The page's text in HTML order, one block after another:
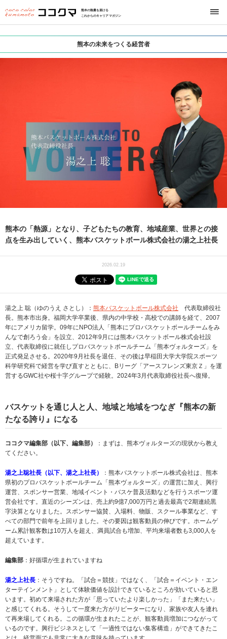
熊本の熱量を届ける
これからのキャリアマガジン
熊本の未来をつくる経営者
熊本の「熱源」となり、子どもたちの教育、地域産業、世界との接
点を生み出していく、熊本バスケットボール株式会社の湯之上社長
2026.02.19
湯之上 聡（ゆのうえ さとし）： 熊本バスケットボール株式会社 代表取締役社
長。熊本市出身。福岡大学卒業後、県内の中学校・高校での講師を経て、2007
年にアメリカ留学。09年にNPO法人「熊本にプロバスケットボールチームをみ
んなで創ろう会」を設立、2012年9月には熊本バスケットボール株式会社設
立、代表取締役に就任しプロバスケットボールチーム「熊本ヴォルターズ」を
正式発足させる。2020年9月社長を退任、その後は早稲田大学大学院スポーツ
科学研究科で経営を学び直すとともに、Bリーグ「アースフレンズ東京Ｚ」を運
営するGWC社や桜十字グループで経験。2024年3月代表取締役社長へ復帰。
バスケットを通じ人と人、地域と地域をつなぎ『熊本の新
たなる誇り』になる
ココクマ編集部（以下、編集部）
：まずは、熊本ヴォルターズの現状から教え
てください。
湯之上聡社長（以下、湯之上社長）
：熊本バスケットボール株式会社は、熊本
県初のプロバスケットボールチーム「熊本ヴォルターズ」の運営に加え、興行
運営、スポンサー営業、地域イベント・バスケ普及活動などを行うスポーツ運
営会社です。直近のシーズンは、売上約9億7,000万円と過去最高で2期連続黒
字決算となりました。スポンサー協賛、入場料、物販、スクール事業など、す
べての部門で前年を上回りました。その要因は観客動員の伸びです。ホームゲ
ーム累計観客数は10万人を超え、満員試合も増加、平均来場者数も3,000人を
超えています。
編集部 ：好循環が生まれていますね
湯之上社長 ：そうですね。「試合＝競技」ではなく、「試合＝イベント・エン
ターテインメント」として体験価値を設計できているところが効いていると思
います。初めて来場された方が「思っていたより楽しかった」「また来たい」
と感じてくれる。そうして一度来た方がリピーターになり、家族や友人を連れ
て再来場してくれる。この循環が生まれたことが、観客動員増加につながって
いるのです。興行ビジネスとして「一過性ではない集客構造」ができてきたこ